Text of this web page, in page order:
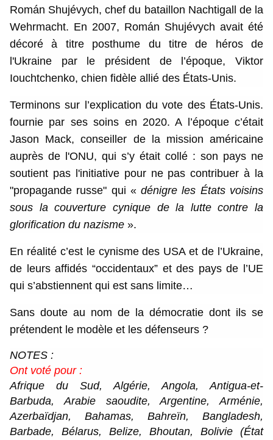
Román Shujévych, chef du bataillon Nachtigall de la
Wehrmacht. En 2007, Román Shujévych avait été
décoré à titre posthume du titre de héros de
l'Ukraine par le président de l’époque, Viktor
Iouchtchenko, chien fidèle allié des États-Unis.
Terminons sur l’explication du vote des États-Unis.
fournie par ses soins en 2020. A l’époque c’était
Jason Mack, conseiller de la mission américaine
auprès de l'ONU, qui s’y était collé : son pays ne
soutient pas l'initiative pour ne pas contribuer à la
"propagande russe" qui «dénigre les États voisins
sous la couverture cynique de la lutte contre la
glorification du nazisme ».
En réalité c’est le cynisme des USA et de l’Ukraine,
de leurs affidés “occidentaux” et des pays de l’UE
qui s’abstiennent qui est sans limite…
Sans doute au nom de la démocratie dont ils se
prétendent le modèle et les défenseurs ?
NOTES :
Ont voté pour :
Afrique du Sud, Algérie, Angola, Antigua-et-
Barbuda, Arabie saoudite, Argentine, Arménie,
Azerbaïdjan, Bahamas, Bahreïn, Bangladesh,
Barbade, Bélarus, Belize, Bhoutan, Bolivie (État